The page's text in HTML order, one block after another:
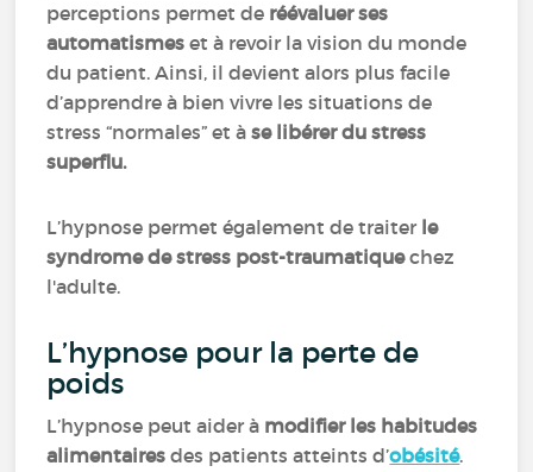
perceptions permet de réévaluer ses
automatismes et à revoir la vision du monde
du patient. Ainsi, il devient alors plus facile
d’apprendre à bien vivre les situations de
stress “normales” et àse libérer du stress
superflu.
L’hypnose permet également de traiter le
syndrome de stress post-traumatiquechez
l'adulte.
L’hypnose pour la perte de
poids
L’hypnose peut aider à modifier les habitudes
alimentaires des patients atteints d’obésité.